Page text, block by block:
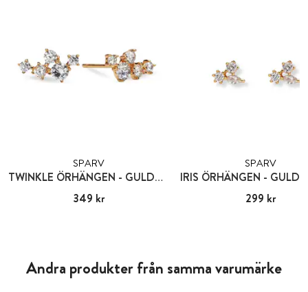
SPARV
TWINKLE ÖRHÄNGEN - GULDPLÄTERING
Pris:349 kr
349 kr
SPARV
Pris:299 kr
299 kr
Andra produkter från samma varumärke